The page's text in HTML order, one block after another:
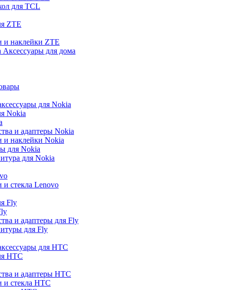
для TCL
ZTE
и наклейки ZTE
Аксессуары для дома
для Nokia
Nokia
и адаптеры Nokia
и наклейки Nokia
для Nokia
для Nokia
стекла Lenovo
Fly
и адаптеры для Fly
для Fly
для HTC
HTC
и адаптеры HTC
стекла HTC